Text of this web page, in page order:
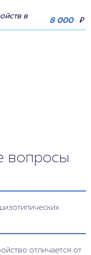
в
8 000 ₽
вопросы
и включают
отличается от